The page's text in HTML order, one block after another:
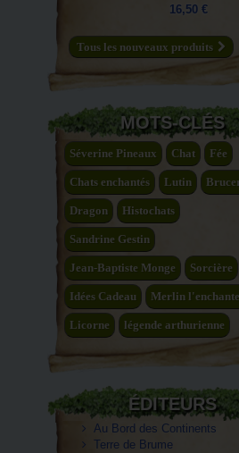
16,50 €
Tous les nouveaux produits
MOTS-CLÉS
Séverine Pineaux Chat Fée
Chats enchantés Lutin
Dragon Histochats
Sandrine Gestin
Jean-Baptiste Monge Sorcière
Idées Cadeau Merlin
Licorne légende arthurienne
ÉDITEURS
Au Bord des Continents
Terre de Brume